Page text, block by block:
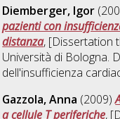
Diemberger, Igor
pazienti con
distanza, [Dissertation
Università di Bologna.
dell'insufficienza
Gazzola, Anna (2009)
a cellule T periferiche,